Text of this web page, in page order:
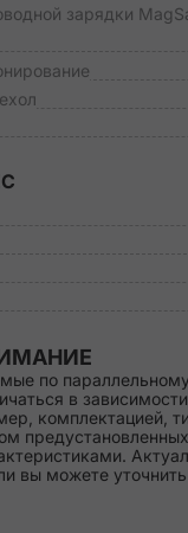
зарядки
по
в
комплектацией,
вы можете